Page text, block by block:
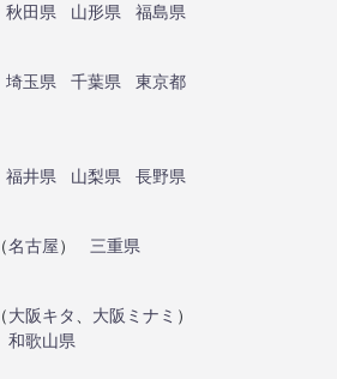
秋田県 山形県
福島県
埼玉県 千葉県
東京都
福井県 山梨県
長野県
（名古屋）
三重県
（大阪キタ 大阪ミナミ ）
和歌山県